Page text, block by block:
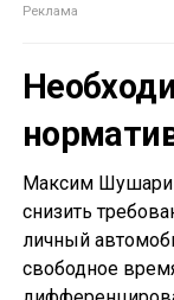
Максим
снизить
личный
свободное